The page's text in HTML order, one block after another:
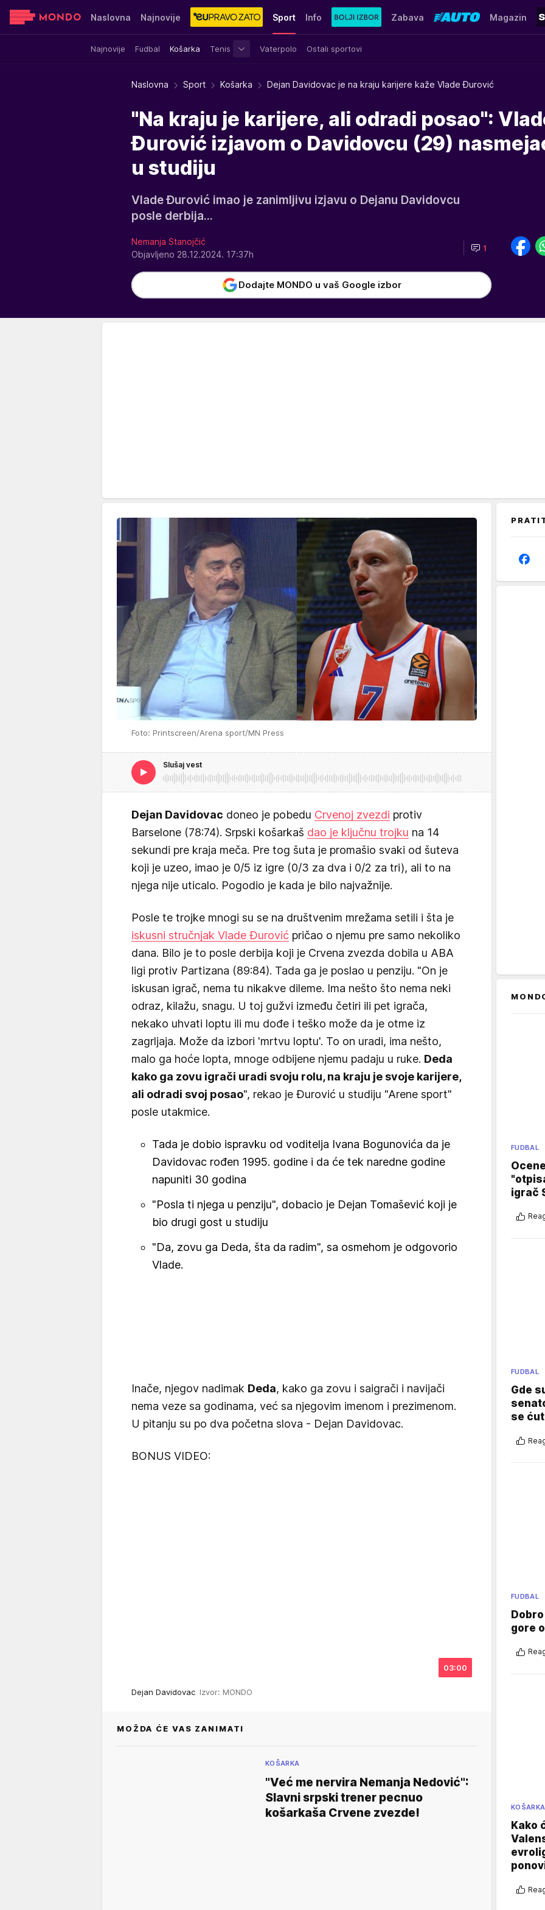
Naslovna Najnovije Sport
Najnovije Fudbal Košarka Tenis Vaterpolo Ostali sportovi
Info Zabava Magazin
Sensa Stvar ukusa Yumama
Naslovna Sport Košarka Dejan Davidovac je na kraju karijere kaže Vlade Đurović
"Na kraju je karijere, ali odradi posao":
Đurović izjavom o Davidovcu (29)
u studiju
Vlade Đurović imao je zanimljivu izjavu o Dejanu Davidovcu
posle derbija...
Nemanja Stanojčić
Objavljeno 28.12.2024. 17:37h
1
Dodajte MONDO u vaš Google izbor
Foto: Printscreen/Arena sport/MN Press
Slušaj vest
Dejan Davidovac doneo je pobedu Crvenoj zvezdi protiv
Barselone (78:74). Srpski košarkaš dao je ključnu trojku na 14
sekundi pre kraja meča. Pre tog šuta je promašio svaki od šuteva
koji je uzeo, imao je 0/5 iz igre (0/3 za dva i 0/2 za tri), ali to na
njega nije uticalo. Pogodio je kada je bilo najvažnije.
Posle te trojke mnogi su se na društvenim mrežama setili i šta je
iskusni stručnjak Vlade Đurović pričao o njemu pre samo nekoliko
dana. Bilo je to posle derbija koji je Crvena zvezda dobila u ABA
ligi protiv Partizana (89:84). Tada ga je poslao u penziju. "On je
iskusan igrač, nema tu nikakve dileme. Ima nešto što nema neki
odraz, kilažu, snagu. U toj gužvi između četiri ili pet igrača,
nekako uhvati loptu ili mu dođe i teško može da je otme iz
zagrljaja. Može da izbori 'mrtvu loptu'. To on uradi, ima nešto,
malo ga hoće lopta, mnoge odbijene njemu padaju u ruke. Deda
kako ga zovu igrači uradi svoju rolu, na kraju je svoje karijere,
ali odradi svoj posao", rekao je Đurović u studiju "Arene sport"
posle utakmice.
Tada je dobio ispravku od voditelja Ivana Bogunovića da je
Davidovac rođen 1995. godine i da će tek naredne godine
napuniti 30 godina
"Posla ti njega u penziju", dobacio je Dejan Tomašević koji je
bio drugi gost u studiju
"Da, zovu ga Deda, šta da radim", sa osmehom je odgovorio
Vlade.
Inače, njegov nadimak Deda, kako ga zovu i saigrači i navijači
nema veze sa godinama, već sa njegovim imenom i prezimenom.
U pitanju su po dva početna slova - Dejan Davidovac.
BONUS VIDEO:
03:00
Dejan Davidovac Izvor: MONDO
MOŽDA ĆE VAS ZANIMATI
KOŠARKA
"Već me nervira Nemanja Nedović":
Slavni srpski trener pecnuo
košarkaša Crvene zvezde!
FUDBAL
igrač
FUDBAL
Gde
se
FUDBAL
gore
KOŠARKA
Kako